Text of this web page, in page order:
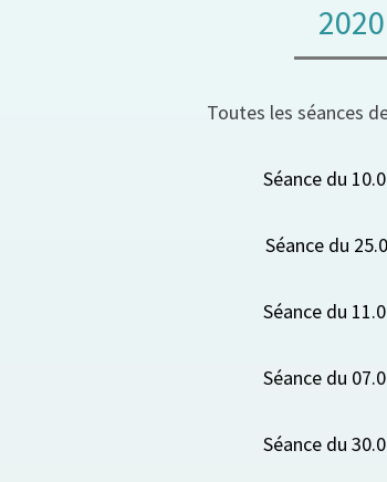
2020
Toutes les séances
Séance du
Séance du
Séance du
Séance du
Séance du